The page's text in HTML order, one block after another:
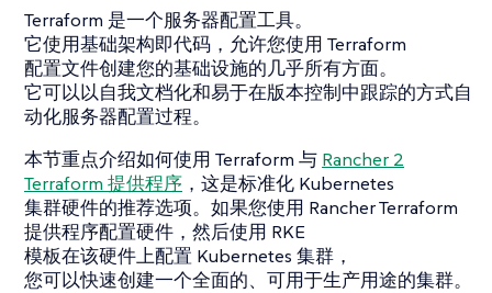
Terraform 是一个服务器配置工具。
它使用基础架构即代码，允许您使用 Terraform
配置文件创建您的基础设施的几乎所有方面。
它可以以自我文档化和易于在版本控制中跟踪的方式自
动化服务器配置过程。
本节重点介绍如何使用 Terraform 与 Rancher 2
Terraform 提供程序 ，这是标准化 Kubernetes
集群硬件的推荐选项。如果您使用 Rancher Terraform
提供程序配置硬件，然后使用 RKE
模板在该硬件上配置 Kubernetes 集群，
您可以快速创建一个全面的、可用于生产用途的集群。